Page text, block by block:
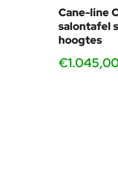
Cane-line
salontafel
hoogtes